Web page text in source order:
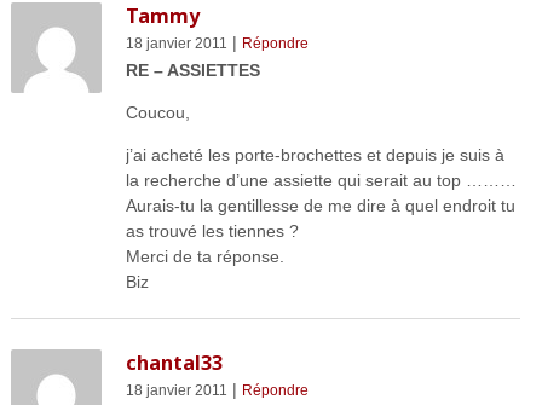
Tammy
18 janvier 2011 | Répondre
RE – ASSIETTES
Coucou,
j’ai acheté les porte-brochettes et depuis je suis à
la recherche d’une assiette qui serait au top ………
Aurais-tu la gentillesse de me dire à quel endroit tu
as trouvé les tiennes ?
Merci de ta réponse.
Biz
chantal33
18 janvier 2011 | Répondre